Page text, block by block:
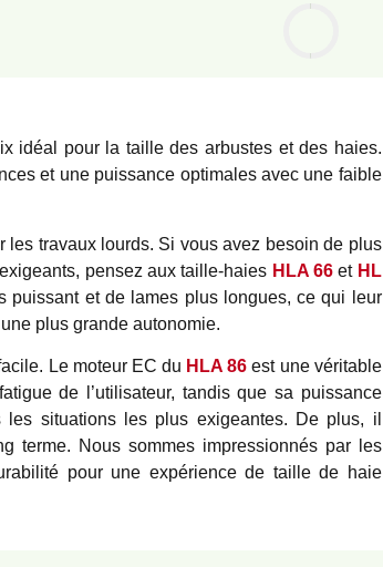
avis
%
idéal pour la taille des arbustes et des haies.
et une puissance optimales avec une faible
les travaux lourds. Si vous avez besoin de plus
pensez aux taille-haies HLA 66 et HL
puissant et de lames plus longues, ce qui leur
plus grande autonomie.
Le moteur EC du HLA 86 est une véritable
de l’utilisateur, tandis que sa puissance
situations les plus exigeantes. De plus, il
terme. Nous sommes impressionnés par les
pour une expérience de taille de haie